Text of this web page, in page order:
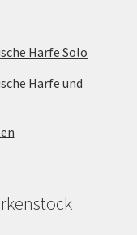
Harfe Solo
Harfe und